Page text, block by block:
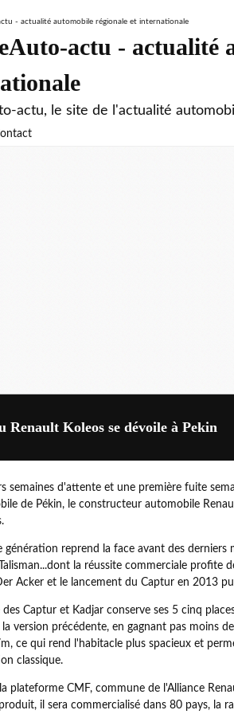
actu - actualité
actu, le site de l'actualité
Renault Koleos se dévoile à Pekin
semaines d'attente et une première fuite
de Pékin, le constructeur automobile
génération reprend la face avant des derniers
la réussite commerciale profite
Acker et le lancement du Captur en 2013
des Captur et Kadjar conserve ses 5 cinq
version précédente, en gagnant pas moins
ce qui rend l'habitacle plus spacieux et
classique.
plateforme CMF, commune de l'Alliance
il sera commercialisé dans 80 pays, la